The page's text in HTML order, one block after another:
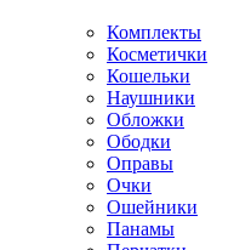
Комплекты
Косметички
Кошельки
Наушники
Обложки
Ободки
Оправы
Очки
Ошейники
Панамы